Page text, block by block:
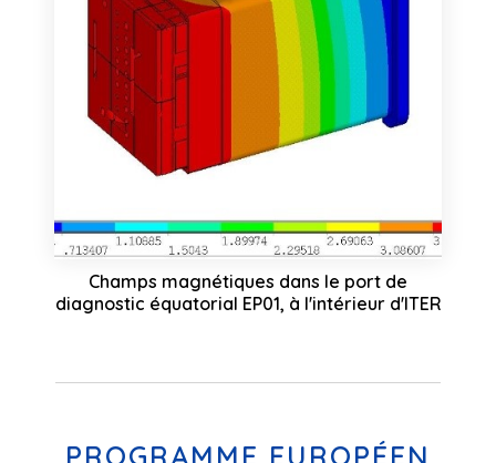
Champs magnétiques dans le port de
diagnostic équatorial EP01, à l'intérieur d'ITER
PROGRAMME EUROPÉEN